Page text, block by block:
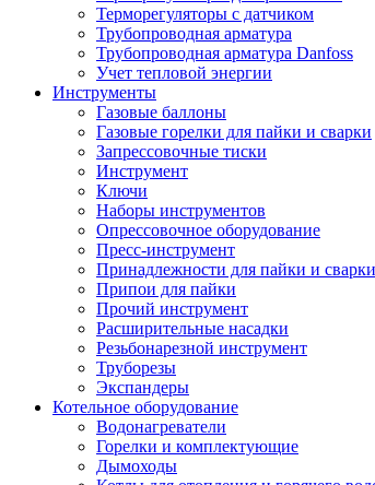
Терморегуляторы с датчиком
Трубопроводная арматура
Трубопроводная арматура Danfoss
Учет тепловой энергии
Инструменты
Газовые баллоны
Газовые горелки для пайки и сварки
Запрессовочные тиски
Инструмент
Ключи
Наборы инструментов
Опрессовочное оборудование
Пресс-инструмент
Принадлежности для пайки и сварки
Припои для пайки
Прочий инструмент
Расширительные насадки
Резьбонарезной инструмент
Труборезы
Экспандеры
Котельное оборудование
Водонагреватели
Горелки и комплектующие
Дымоходы